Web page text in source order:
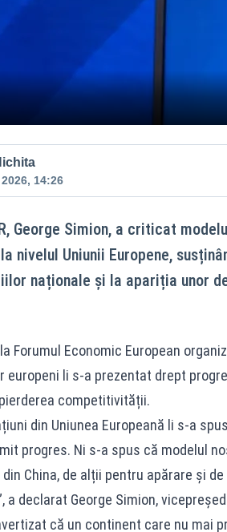
14:26
George Simion, a criticat
nivelul Uniunii Europene,
naționale și la apariția unor
Forumul Economic European
li s-a prezentat drept
competitivității.
din Uniunea Europeană li s-a
progres. Ni s-a spus că modelul
China, de alții pentru apărare și
a declarat George Simion,
că un continent care nu mai